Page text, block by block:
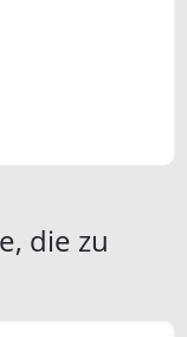
Veana
die zu